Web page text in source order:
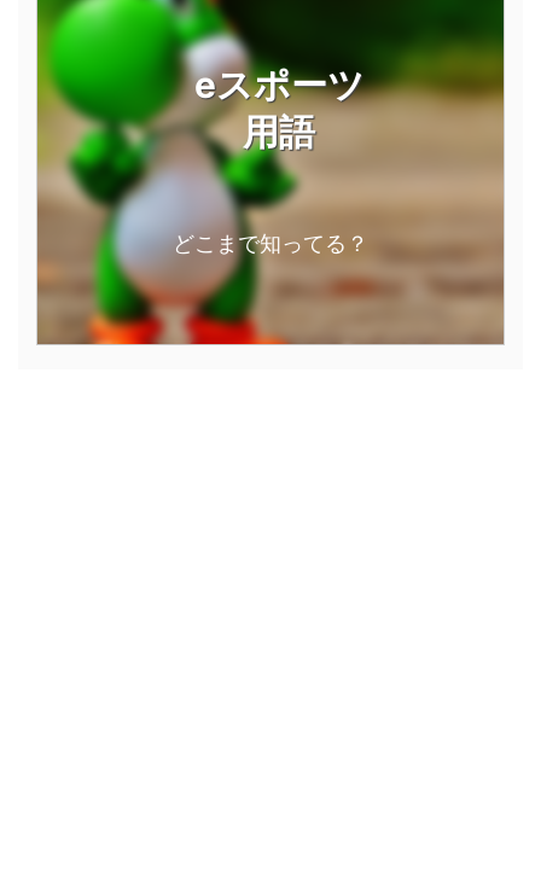
eスポーツ
用語
どこまで知ってる？